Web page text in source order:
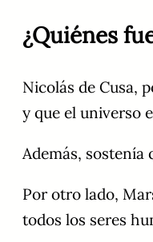
¿Quiénes
Nicolás de Cusa,
y que el universo
Además, sostenía
Por otro lado,
todos los seres